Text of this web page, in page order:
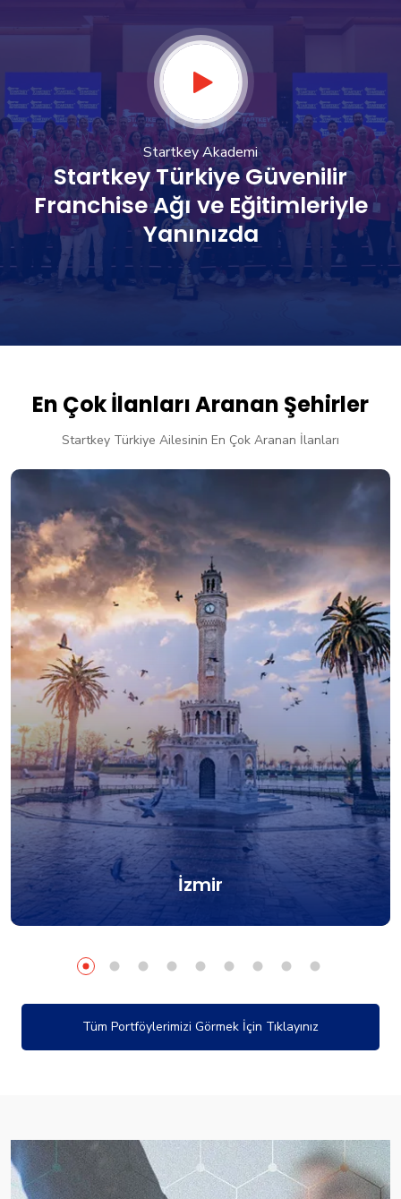
Startkey Akademi
Startkey Türkiye Güvenilir
Franchise Ağı ve Eğitimleriyle
Yanınızda
En Çok İlanları Aranan Şehirler
Startkey Türkiye Ailesinin En Çok Aranan İlanları
İzmir
Tüm Portföylerimizi Görmek İçin Tıklayınız